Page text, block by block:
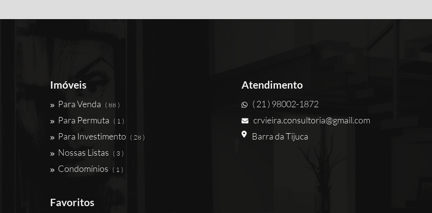
Imóveis
Para Venda ( 88 )
Para Permuta ( 1 )
Para Investimento ( 28 )
Nossas Listas ( 3 )
Condomínios ( 1 )
Favoritos
Atendimento
( 21 ) 98002-1872
crvieira.consultoria@gmail.com
Barra da Tijuca